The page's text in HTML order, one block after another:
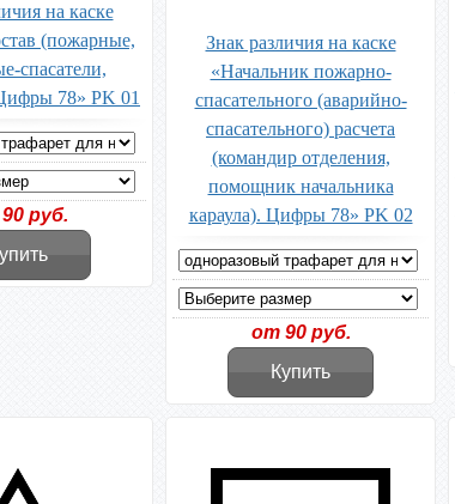
на каске
(пожарные,
спасатели,
78» PK 01
руб.
Знак различия на каске
«Начальник пожарно-
спасательного (аварийно-
спасательного) расчета
(командир отделения,
помощник начальника
караула). Цифры 78» PK 02
от 90 руб.
Купить